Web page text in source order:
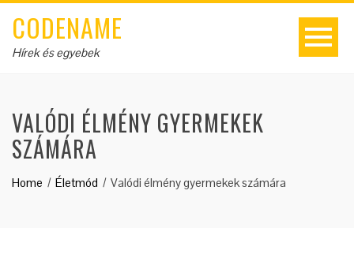
CODENAME
Hírek és egyebek
VALÓDI ÉLMÉNY GYERMEKEK
SZÁMÁRA
Home Életmód Valódi élmény gyermekek számára